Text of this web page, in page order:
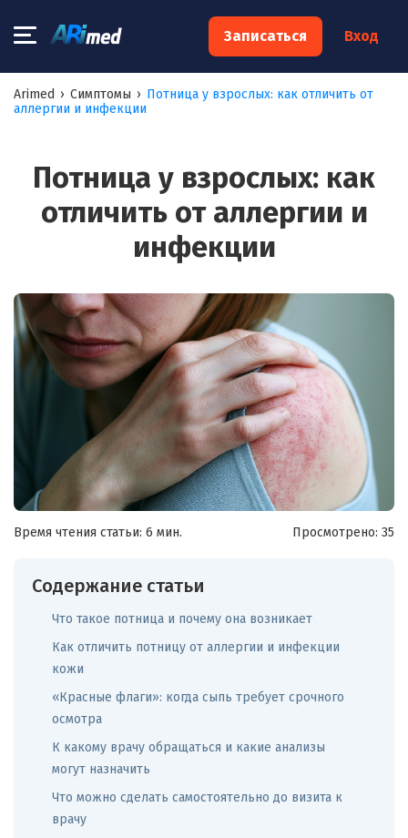
Записаться Вход
Arimed › Симптомы › Потница у взрослых: как отличить от
аллергии и инфекции
Потница у взрослых: как
отличить от аллергии и
инфекции
Время чтения статьи: 6 мин. Просмотрено: 35
Содержание статьи
Что такое потница и почему она возникает
Как отличить потницу от аллергии и инфекции
кожи
«Красные флаги»: когда сыпь требует срочного
осмотра
К какому врачу обращаться и какие анализы
могут назначить
Что можно сделать самостоятельно до визита к
врачу
×
Запишитесь на консультацию к
Ваш телефон:*
Я согласен на обработку моих персональных данных